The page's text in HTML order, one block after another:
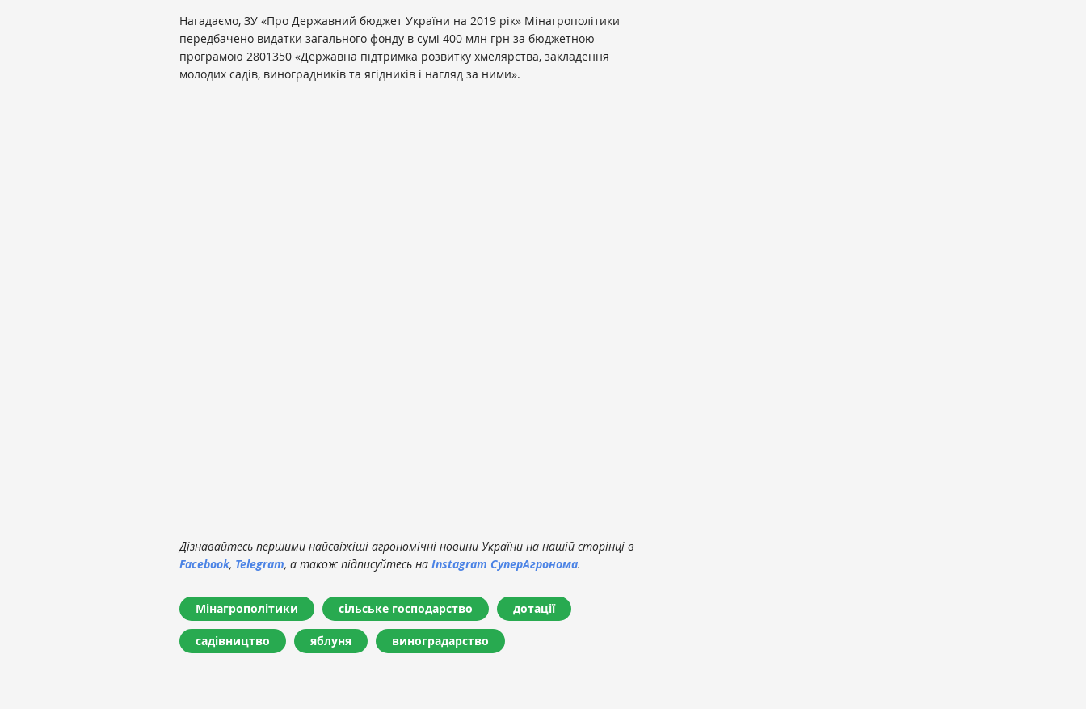
Нагадаємо, ЗУ «Про Державний бюджет України на 2019 рік» Мінагрополітики
передбачено видатки загального фонду в сумі 400 млн грн за бюджетною
програмою 2801350 «Державна підтримка розвитку хмелярства, закладення
молодих садів, виноградників та ягідників і нагляд за ними».
Дізнавайтесь першими найсвіжіші агрономічні новини України на нашій сторінці в
Facebook, Telegram, а також підписуйтесь на Instagram СуперАгронома.
Мінагрополітики сільське господарство дотації
садівництво яблуня виноградарство